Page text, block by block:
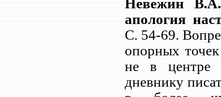
Невежин
апология
С. 54-69.
опорных
не в центре
дневнику